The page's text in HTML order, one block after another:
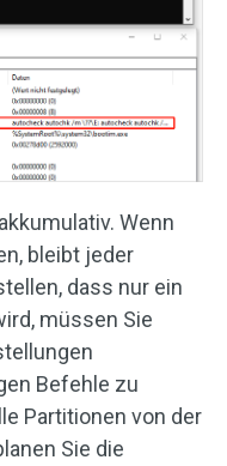
Wenn
bleibt jeder
dass nur ein
müssen Sie
Befehle zu
Partitionen von der
Sie die